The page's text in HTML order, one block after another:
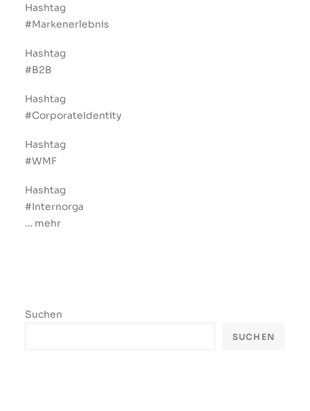
Hashtag
#Markenerlebnis
Hashtag
#B2B
Hashtag
#CorporateIdentity
Hashtag
#WMF
Hashtag
#Internorga
… mehr
Suchen
SUCHEN